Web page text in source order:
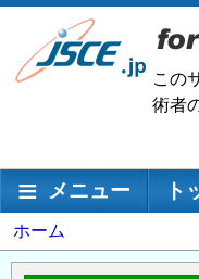
メ
ン
移
この
術者
メインナビゲーショ
メニュー ト
パ
ン
ホーム